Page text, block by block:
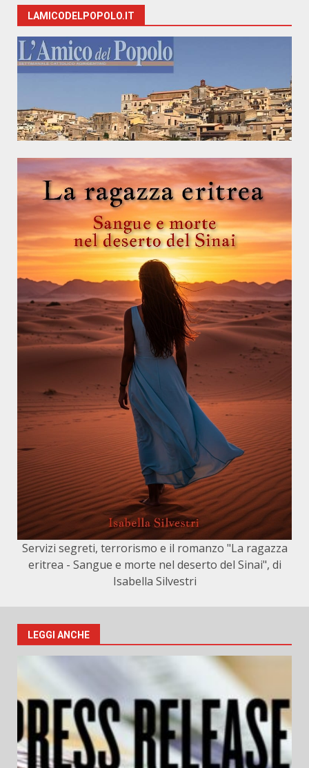
LAMICODELPOPOLO.IT
Servizi segreti, terrorismo e il romanzo "La ragazza
eritrea - Sangue e morte nel deserto del Sinai", di
Isabella Silvestri
LEGGI ANCHE